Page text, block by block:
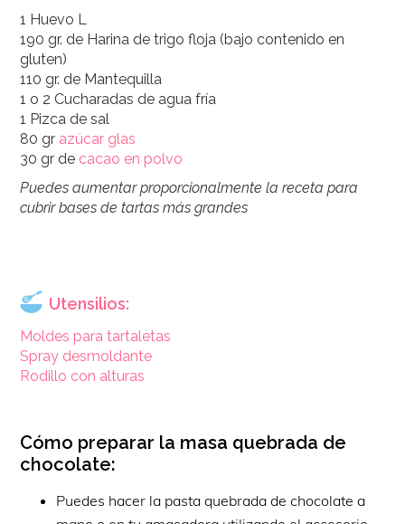
1 Huevo L
190 gr. de Harina de trigo floja (bajo contenido en
gluten)
110 gr. de Mantequilla
1 o 2 Cucharadas de agua fría
1 Pizca de sal
80 gr azúcar glas
30 gr de cacao en polvo
Puedes aumentar proporcionalmente la receta para
cubrir bases de tartas más grandes
Utensilios:
Moldes para tartaletas
Spray desmoldante
Rodillo con alturas
Cómo preparar la masa quebrada de
chocolate:
Puedes hacer la pasta quebrada de chocolate a